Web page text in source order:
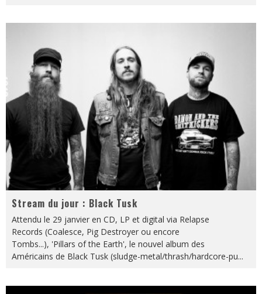
Stream du jour : Black Tusk
Attendu le 29 janvier en CD, LP et digital via Relapse
Records (Coalesce, Pig Destroyer ou encore
Tombs...), 'Pillars of the Earth', le nouvel album des
Américains de Black Tusk (sludge-metal/thrash/hardcore-pu...